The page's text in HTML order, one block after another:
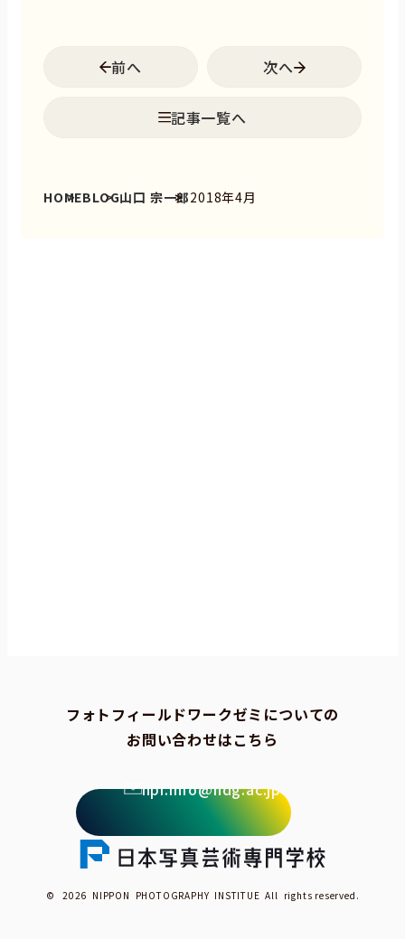
前へ
記事一覧へ
次へ
HOMEBLOG山口 宗一郎2018年4月
フォトフィールドワークゼミについての
お問い合わせはこちら
npi.info@ndg.ac.jp
© 2026 NIPPON PHOTOGRAPHY INSTITUE All rights reserved.